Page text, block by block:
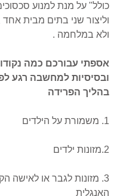
כולל" על מנת למנוע
וליצור שני בתים מבית
ולא במלחמה .
אספתי עבורכם כמה
ובסיסיות למחשבה רגע
בהליך הפרידה
1. משמורת על הילדים
2.מזונות ילדים
3. מזונות לגבר או לאישה
האנגלית